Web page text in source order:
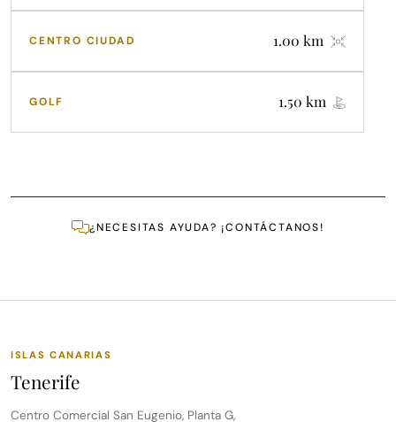
CENTRO CIUDAD 1.00 km
GOLF 1.50 km
¿NECESITAS AYUDA? ¡CONTÁCTANOS!
ISLAS CANARIAS
Tenerife
Centro Comercial San Eugenio, Planta G,